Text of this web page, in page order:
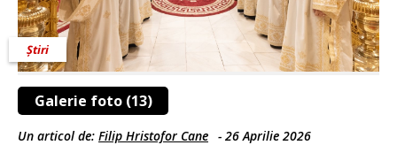
Galerie foto (13)
Știri
Un articol de: Filip Hristofor Cane - 26 Aprilie 2026